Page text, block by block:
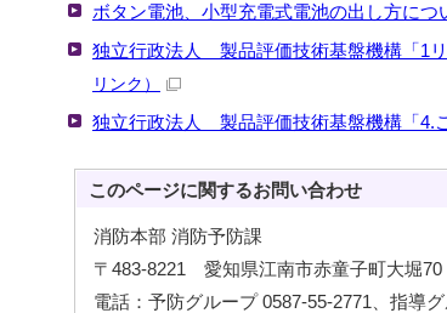
ボタン電池、小型充電式電池の出し方につ
独立行政法人 製品評価技術基盤機構「1
リンク）
独立行政法人 製品評価技術基盤機構「4.
このページに関するお問い合わせ
消防本部 消防予防課
〒483-8221 愛知県江南市赤童子町大堀70
電話：予防グループ 0587-55-2771、指導